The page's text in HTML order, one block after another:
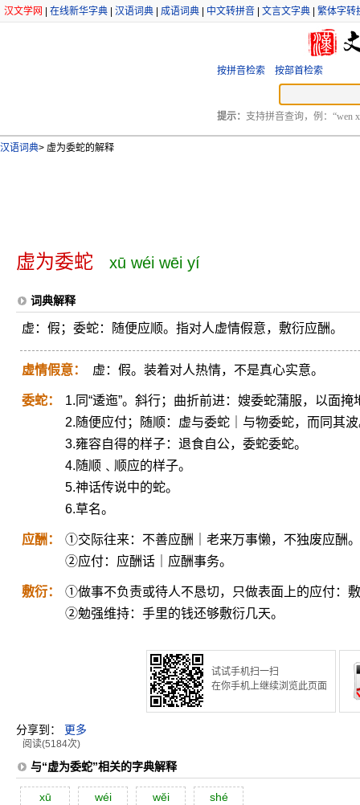
汉文学网 在线新华字典 汉语词典 成语词典 中文转拼音 文言文字典 繁体字转
按拼音检索 按部首检索
提示： 支持拼音查询，例：“wen
汉语词典> 虚为委蛇的解释
虚为委蛇 xū wéi wēi yí
词典解释
虚：假；委蛇：随便应顺。指对人虚情假意，敷衍应酬。
虚情假意： 虚：假。装着对人热情，不是真心实意。
委蛇：
1.同“逶迤”。斜行；曲折前进：嫂委蛇蒲服，以面掩
2.随便应付；随顺：虚与委蛇｜与物委蛇，而同其
3.雍容自得的样子：退食自公，委蛇委蛇。
4.随顺﹑顺应的样子。
5.神话传说中的蛇。
6.草名。
应酬：
①交际往来：不善应酬｜老来万事懒，不独废应酬。
②应付：应酬话｜应酬事务。
敷衍：
①做事不负责或待人不恳切，只做表面上的应付：
②勉强维持：手里的钱还够敷衍几天。
试试手机扫一扫
在你手机上继续浏览此页面
分享到： 更多
阅读(5184次)
与“虚为委蛇”相关的字典解释
xū wéi wĕi shé